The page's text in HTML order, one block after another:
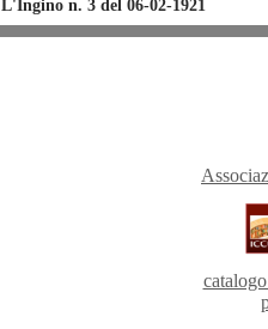
L'Ingino n. 3 del 06-02-1921